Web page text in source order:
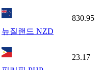
뉴질랜드 NZD
830.95
23.17